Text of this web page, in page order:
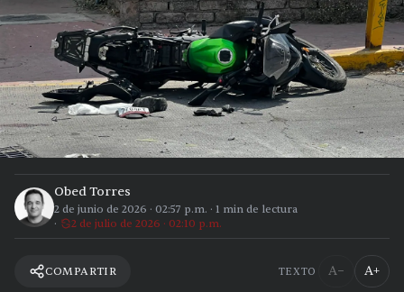
Obed Torres
2 de junio de 2026 · 02:57 p.m. · 1 min de lectura
2 de julio de 2026 · 02:10 p.m.
COMPARTIR TEXTO A− A+